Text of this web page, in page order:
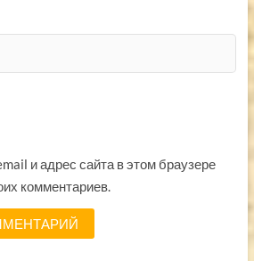
и адрес сайта в этом браузере
комментариев.